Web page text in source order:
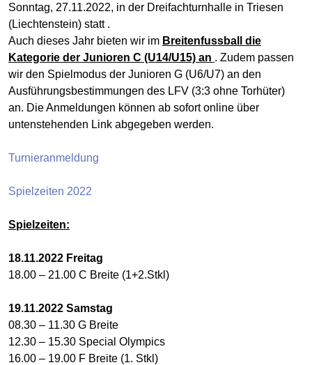
Sonntag, 27.11.2022, in der Dreifachturnhalle in Triesen
(Liechtenstein) statt .
Auch dieses Jahr bieten wir im Breitenfussball die
Kategorie der Junioren C (U14/U15) an . Zudem passen
wir den Spielmodus der Junioren G (U6/U7) an den
Ausführungsbestimmungen des LFV (3:3 ohne Torhüter)
an. Die Anmeldungen können ab sofort online über
untenstehenden Link abgegeben werden.
Turnieranmeldung
Spielzeiten 2022
Spielzeiten:
18.11.2022 Freitag
18.00 – 21.00 C Breite (1+2.Stkl)
19.11.2022 Samstag
08.30 – 11.30 G Breite
12.30 – 15.30 Special Olympics
16.00 – 19.00 F Breite (1. Stkl)